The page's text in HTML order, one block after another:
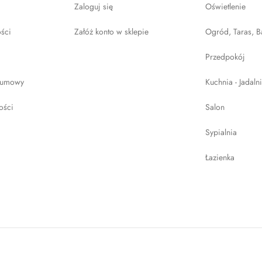
Zaloguj się
Załóż konto w sklepie
Oświetlenie
Ogród, Taras,
Przedpokój
Kuchnia -
Salon
Sypialnia
Łazienka